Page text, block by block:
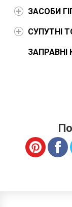
ЗАСОБИ
СУПУТНІ